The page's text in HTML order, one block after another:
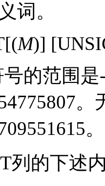
词。
M)]
的范围是
。
。
列的下述